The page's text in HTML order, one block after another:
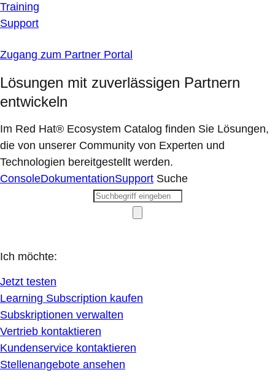
Training
Support
Zugang zum Partner Portal
Lösungen mit zuverlässigen Partnern
entwickeln
Im Red Hat® Ecosystem Catalog finden Sie Lösungen,
die von unserer Community von Experten und
Technologien bereitgestellt werden.
ConsoleDokumentationSupport Suche
Ich möchte:
Jetzt testen
Learning Subscription kaufen
Subskriptionen verwalten
Vertrieb kontaktieren
Kundenservice kontaktieren
Stellenangebote ansehen